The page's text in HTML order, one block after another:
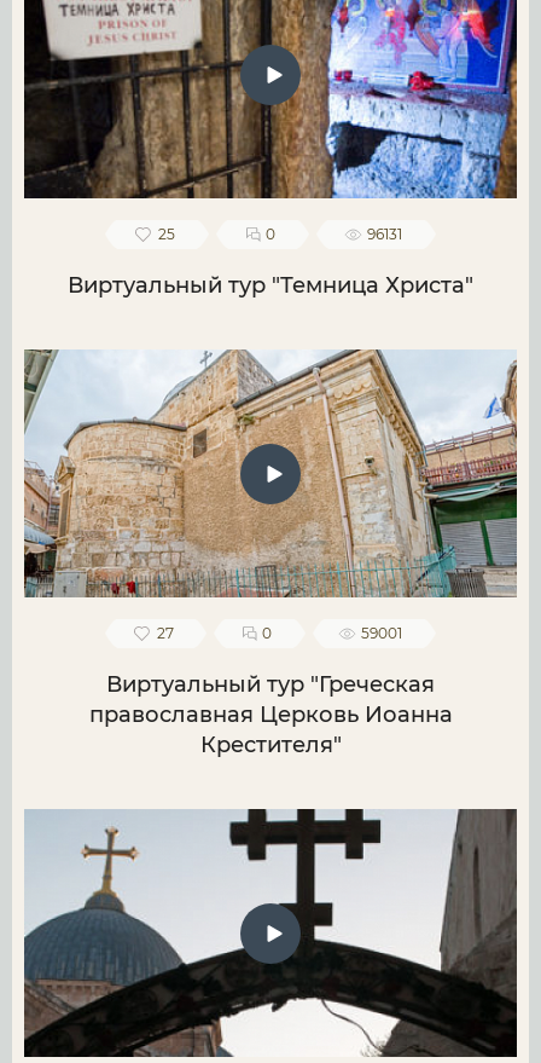
25 0 96131
Виртуальный тур "Темница Христа"
27 0 59001
Виртуальный тур "Греческая
православная Церковь Иоанна
Крестителя"